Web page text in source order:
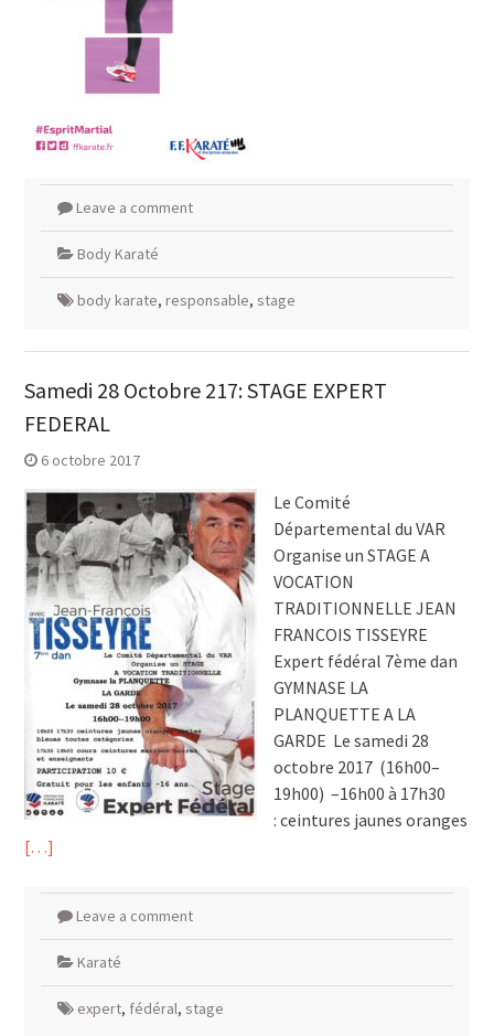
Leave a comment
Body Karaté
body karate, responsable, stage
Samedi 28 Octobre 217: STAGE EXPERT
FEDERAL
6 octobre 2017
Le Comité
Départemental du VAR
Organise un STAGE A
VOCATION
TRADITIONNELLE JEAN
FRANCOIS TISSEYRE
Expert fédéral 7ème dan
GYMNASE LA
PLANQUETTE A LA
GARDE Le samedi 28
octobre 2017 (16h00–
19h00) –16h00 à 17h30
: ceintures jaunes oranges
[…]
Leave a comment
Karaté
expert, fédéral, stage